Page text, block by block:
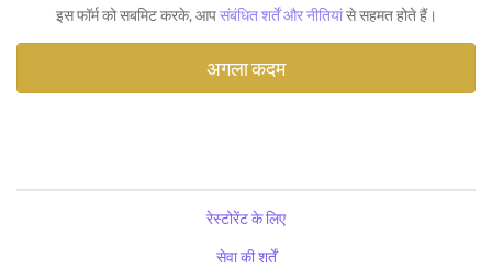
इस फॉर्म को सबमिट करके, आपसंबंधित शर्तें और नीतियांसे सहमत होते हैं।
रेस्टोरेंट के लिए
सेवा की शर्तें